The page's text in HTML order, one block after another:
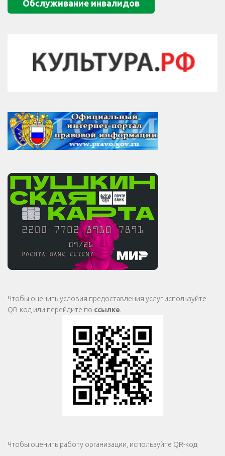
Обслуживание инвалидов
Чтобы оценить условия предоставления услуг используйте
QR-код или перейдите по ссылке.
Чтобы оценить работу организации, используйте QR-код